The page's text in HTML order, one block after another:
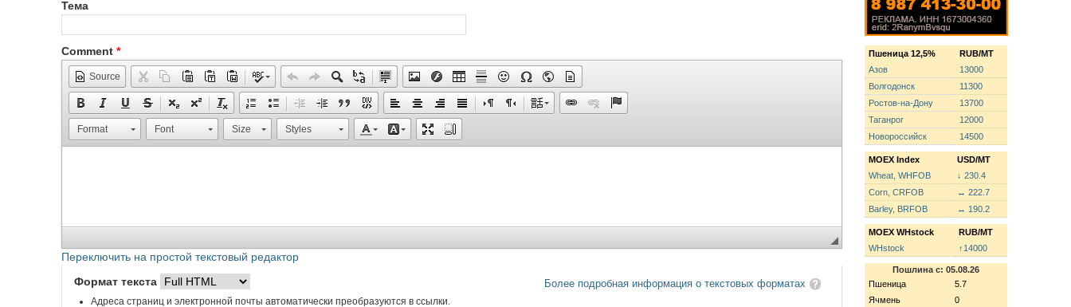
Тема
Comment *
Source
Format Font Size Styles
Переключить на простой текстовый редактор
Более подробная информация о текстовых форматах
Формат текста
Адреса страниц и электронной почты автоматически преобразуются в ссылки.
Пшеница 12,5%
RUB/MT
Азов
13000
Волгодонск
11300
Ростов-на-Дону
13700
Таганрог
12000
Новороссийск
14500
MOEX Index
USD/MT
Wheat, WHFOB
↓ 230.4
Corn, CRFOB
↔ 222.7
Barley, BRFOB
↔ 190.2
MOEX WHstock
RUB/MT
WHstock
↑14000
Пошлина с: 05.08.26
Пшеница
5.7
Ячмень
0